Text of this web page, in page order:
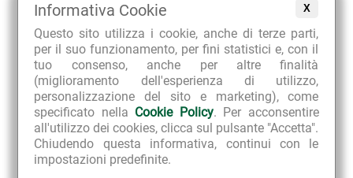
X
Informativa Cookie
Questo sito utilizza i cookie, anche di terze parti,
per il suo funzionamento, per fini statistici e, con il
tuo consenso, anche per altre finalità
(miglioramento dell'esperienza di utilizzo,
personalizzazione del sito e marketing), come
specificato nella Cookie Policy. Per acconsentire
all'utilizzo dei cookies, clicca sul pulsante "Accetta".
Chiudendo questa informativa, continui con le
impostazioni predefinite.
Aminoacido
Anafrodisiaco
Analgesico
Anemia
Angina péctoris
Anoressia
Ansiolitico